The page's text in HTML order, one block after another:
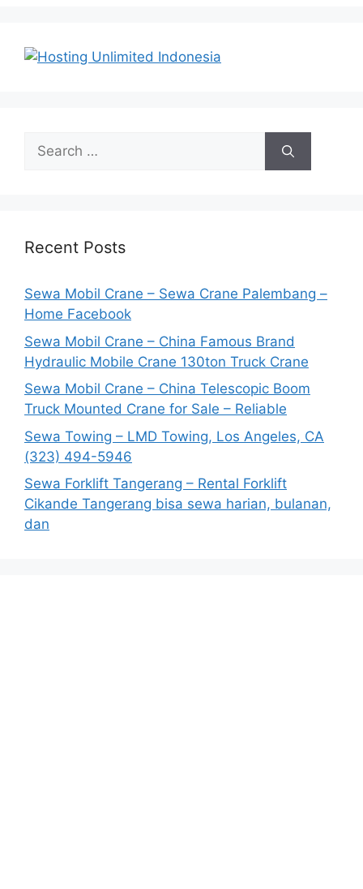
Search
for:
Recent Posts
Sewa Mobil Crane – Sewa Crane Palembang –
Home Facebook
Sewa Mobil Crane – China Famous Brand
Hydraulic Mobile Crane 130ton Truck Crane
Sewa Mobil Crane – China Telescopic Boom
Truck Mounted Crane for Sale – Reliable
Sewa Towing – LMD Towing, Los Angeles, CA
(323) 494-5946
Sewa Forklift Tangerang – Rental Forklift
Cikande Tangerang bisa sewa harian, bulanan,
dan